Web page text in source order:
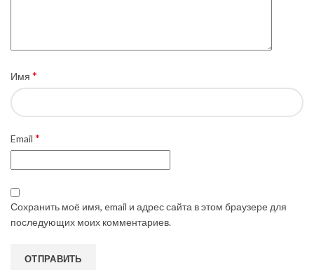
Имя *
Email *
Сохранить моё имя, email и адрес сайта в этом браузере для
последующих моих комментариев.